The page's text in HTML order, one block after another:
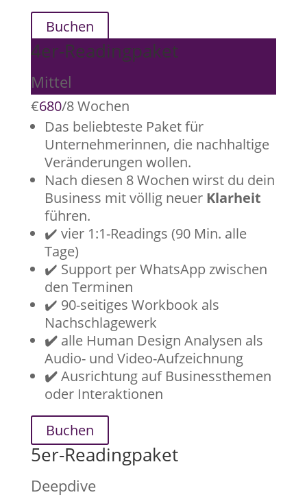
Buchen
4er-Readingpaket
Mittel
€680/8 Wochen
Das beliebteste Paket für
Unternehmerinnen, die nachhaltige
Veränderungen wollen.
Nach diesen 8 Wochen wirst du dein
Business mit völlig neuer Klarheit
führen.
✔️ vier 1:1-Readings (90 Min. alle
Tage)
✔️ Support per WhatsApp zwischen
den Terminen
✔️ 90-seitiges Workbook als
Nachschlagewerk
✔️ alle Human Design Analysen als
Audio- und Video-Aufzeichnung
✔️Ausrichtung auf Businessthemen
oder Interaktionen
Buchen
5er-Readingpaket
Deepdive